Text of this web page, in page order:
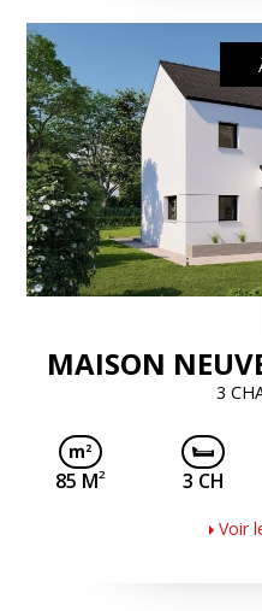
MAISON
3
85 M2 3 CH
Voir